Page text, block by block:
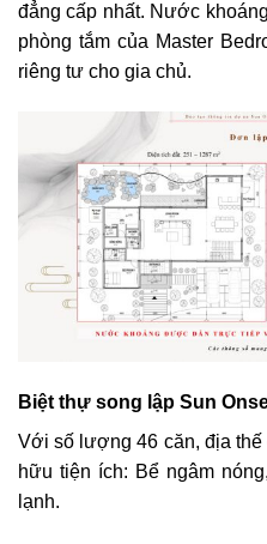
đẳng cấp nhất. Nước
phòng tắm của Master
riêng tư cho gia chủ.
Biệt thự song lập Sun
Với số lượng 46 căn, địa thế
hữu tiện ích: Bể ngâm
lạnh.